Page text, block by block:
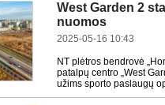
West Garden 2
nuomos
2025-05-16 10:43
NT plėtros bendrovė
patalpų centro „West
užims sporto paslaugų